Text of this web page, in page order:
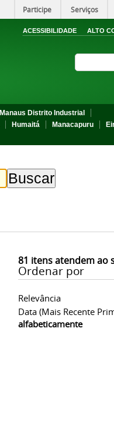
Participe Serviços
ACESSIBILIDADE ALTO
Manaus Distrito Industrial
Humaitá Manacapuru
81 itens atendem ao
Ordenar por
Relevância
Data (mais Recente
alfabeticamente